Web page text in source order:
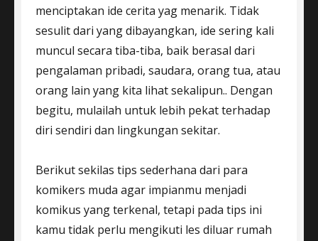
menciptakan ide cerita yag menarik. Tidak
sesulit dari yang dibayangkan, ide sering kali
muncul secara tiba-tiba, baik berasal dari
pengalaman pribadi, saudara, orang tua, atau
orang lain yang kita lihat sekalipun.. Dengan
begitu, mulailah untuk lebih pekat terhadap
diri sendiri dan lingkungan sekitar.
Berikut sekilas tips sederhana dari para
komikers muda agar impianmu menjadi
komikus yang terkenal, tetapi pada tips ini
kamu tidak perlu mengikuti les diluar rumah